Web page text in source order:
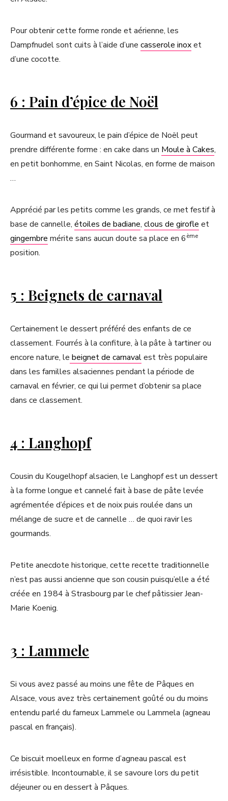
Pour obtenir cette forme ronde et aérienne, les
Dampfnudel sont cuits à l’aide d’une casserole inoxet
d’une cocotte.
6 : Pain d’épice de Noël
Gourmand et savoureux, le pain d’épice de Noël peut
prendre différente forme : en cake dans un Moule à Cakes,
en petit bonhomme, en Saint Nicolas, en forme de maison
…
Apprécié par les petits comme les grands, ce met festif à
base de cannelle, étoiles de badiane, clous de girofle et
gingembre mérite sans aucun doute sa place en 6ème
position.
5 : Beignets de carnaval
Certainement le dessert préféré des enfants de ce
classement. Fourrés à la confiture, à la pâte à tartiner ou
encore nature, le beignet de carnavalest très populaire
dans les familles alsaciennes pendant la période de
carnaval en février, ce qui lui permet d’obtenir sa place
dans ce classement.
4 : Langhopf
Cousin du Kougelhopf alsacien, le Langhopf est un dessert
à la forme longue et cannelé fait à base de pâte levée
agrémentée d’épices et de noix puis roulée dans un
mélange de sucre et de cannelle … de quoi ravir les
gourmands.
Petite anecdote historique, cette recette traditionnelle
n’est pas aussi ancienne que son cousin puisqu’elle a été
créée en 1984 à Strasbourg par le chef pâtissier Jean-
Marie Koenig.
3 : Lammele
Si vous avez passé au moins une fête de Pâques en
Alsace, vous avez très certainement goûté ou du moins
entendu parlé du fameux Lammele ou Lammela (agneau
pascal en français).
Ce biscuit moelleux en forme d’agneau pascal est
irrésistible. Incontournable, il se savoure lors du petit
déjeuner ou en dessert à Pâques.